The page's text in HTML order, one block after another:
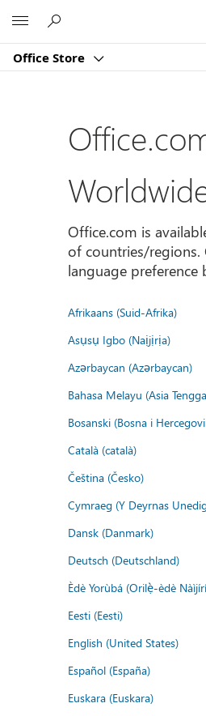
Office Store
Office.com is
of countries/regions.
language preference
Afrikaans (Suid-Afrika)
Asụsụ Igbo (Naịjịrịa)
Azərbaycan (Azərbaycan)
Bahasa Melayu (Asia
Bosanski (Bosna i
Català (català)
Čeština (Česko)
Cymraeg (Y Deyrnas
Dansk (Danmark)
Deutsch (Deutschland)
Èdè Yorùbá (Orilẹ̀-èdè
Eesti (Eesti)
English (United States)
Español (España)
Euskara (Euskara)